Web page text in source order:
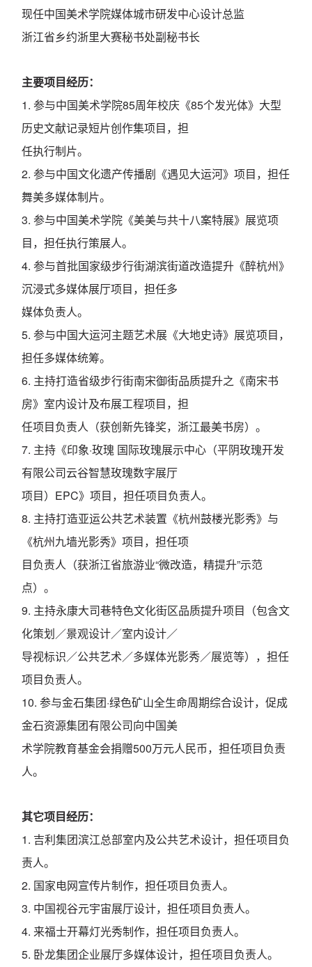
现任中国美术学院媒体城市研发中心设计总监
浙江省乡约浙里大赛秘书处副秘书长
主要项目经历：
1. 参与中国美术学院85周年校庆《85个发光体》大型
历史文献记录短片创作集项目，担
任执行制片。
2. 参与中国文化遗产传播剧《遇见大运河》项目，担任
舞美多媒体制片。
3. 参与中国美术学院《美美与共十八案特展》展览项
目，担任执行策展人。
4. 参与首批国家级步行街湖滨街道改造提升《醉杭州》
沉浸式多媒体展厅项目，担任多
媒体负责人。
5. 参与中国大运河主题艺术展《大地史诗》展览项目，
担任多媒体统筹。
6. 主持打造省级步行街南宋御街品质提升之《南宋书
房》室内设计及布展工程项目，担
任项目负责人（获创新先锋奖，浙江最美书房）。
7. 主持《印象·玫瑰 国际玫瑰展示中心（平阴玫瑰开发
有限公司云谷智慧玫瑰数字展厅
项目）EPC》项目，担任项目负责人。
8. 主持打造亚运公共艺术装置《杭州鼓楼光影秀》与
《杭州九墙光影秀》项目，担任项
目负责人（获浙江省旅游业“微改造，精提升”示范
点）。
9. 主持永康大司巷特色文化街区品质提升项目（包含文
化策划／景观设计／室内设计／
导视标识／公共艺术／多媒体光影秀／展览等），担任
项目负责人。
10. 参与金石集团·绿色矿山全生命周期综合设计，促成
金石资源集团有限公司向中国美
术学院教育基金会捐赠500万元人民币，担任项目负责
人。
其它项目经历：
1. 吉利集团滨江总部室内及公共艺术设计，担任项目负
责人。
2. 国家电网宣传片制作，担任项目负责人。
3. 中国视谷元宇宙展厅设计，担任项目负责人。
4. 来福士开幕灯光秀制作，担任项目负责人。
5. 卧龙集团企业展厅多媒体设计，担任项目负责人。